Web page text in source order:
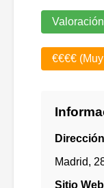
€€€€
Madrid,
Sitio